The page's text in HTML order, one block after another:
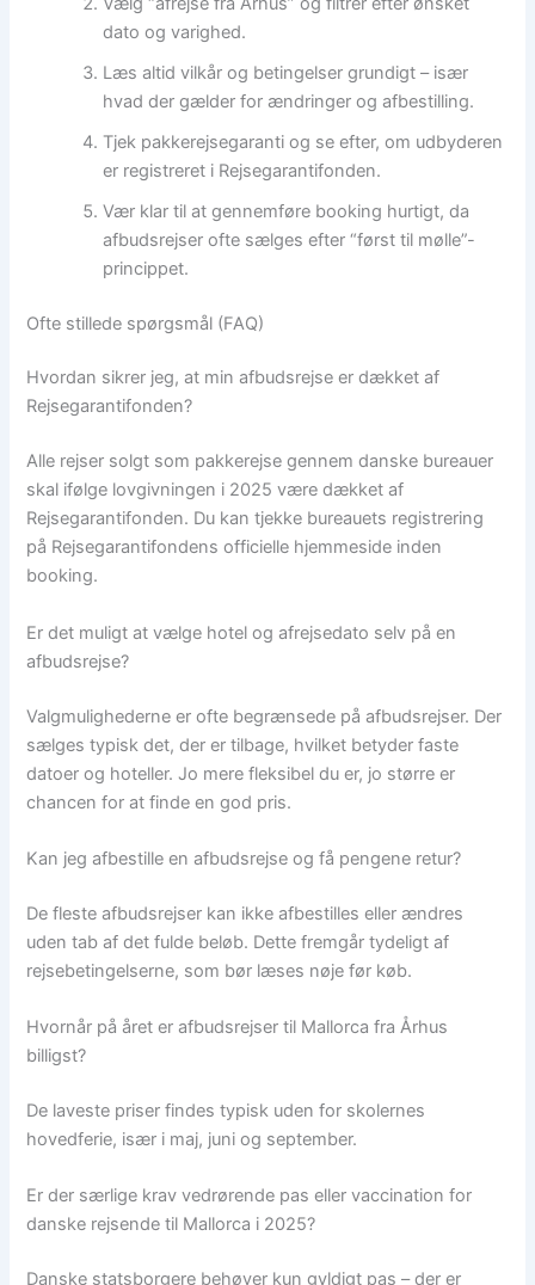
dato og varighed.
Læs altid vilkår og betingelser grundigt – især
hvad der gælder for ændringer og afbestilling.
Tjek pakkerejsegaranti og se efter, om udbyderen
er registreret i Rejsegarantifonden.
Vær klar til at gennemføre booking hurtigt, da
afbudsrejser ofte sælges efter “først til mølle”-
princippet.
Ofte stillede spørgsmål (FAQ)
Hvordan sikrer jeg, at min afbudsrejse er dækket af
Rejsegarantifonden?
Alle rejser solgt som pakkerejse gennem danske bureauer
skal ifølge lovgivningen i 2025 være dækket af
Rejsegarantifonden. Du kan tjekke bureauets registrering
på Rejsegarantifondens officielle hjemmeside inden
booking.
Er det muligt at vælge hotel og afrejsedato selv på en
afbudsrejse?
Valgmulighederne er ofte begrænsede på afbudsrejser. Der
sælges typisk det, der er tilbage, hvilket betyder faste
datoer og hoteller. Jo mere fleksibel du er, jo større er
chancen for at finde en god pris.
Kan jeg afbestille en afbudsrejse og få pengene retur?
De fleste afbudsrejser kan ikke afbestilles eller ændres
uden tab af det fulde beløb. Dette fremgår tydeligt af
rejsebetingelserne, som bør læses nøje før køb.
Hvornår på året er afbudsrejser til Mallorca fra Århus
billigst?
De laveste priser findes typisk uden for skolernes
hovedferie, især i maj, juni og september.
Er der særlige krav vedrørende pas eller vaccination for
danske rejsende til Mallorca i 2025?
Danske statsborgere behøver kun gyldigt pas – der er